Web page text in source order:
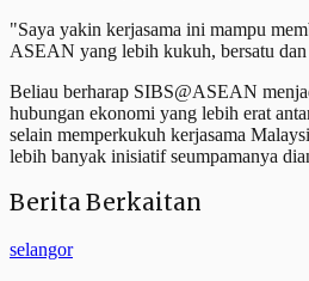
"Saya yakin kerjasama ini mampu
ASEAN yang lebih kukuh, bersatu
Beliau berharap SIBS@ASEAN
hubungan ekonomi yang lebih erat
selain memperkukuh kerjasama
lebih banyak inisiatif seumpamanya
Berita Berkaitan
selangor